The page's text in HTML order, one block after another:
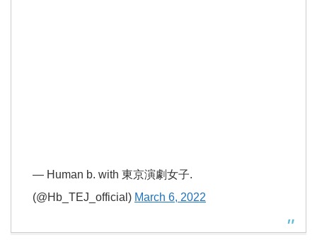
— Human b. with 東京演劇女子.
(@Hb_TEJ_official) March 6, 2022